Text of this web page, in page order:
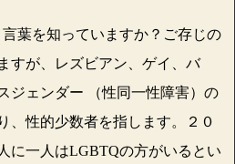
葉を知っていますか？ご存じの
すが、レズビアン、ゲイ、バ
ジェンダー （性同一性障害）の
、性的少数者を指します。２０
に一人はLGBTQの方がいるとい